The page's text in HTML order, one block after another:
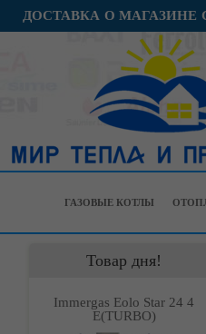
ДОСТАВКА О МАГАЗИНЕ
ГАЗОВЫЕ КОТЛЫ
Товар дня!
Immergas Eolo Star 24 4
Е(TURBO)